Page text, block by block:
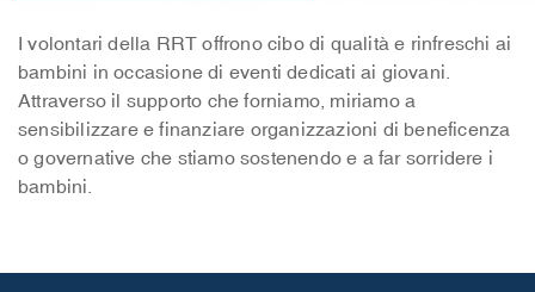
I volontari della RRT offrono cibo di qualità e rinfreschi ai
bambini in occasione di eventi dedicati ai giovani.
Attraverso il supporto che forniamo, miriamo a
sensibilizzare e finanziare organizzazioni di beneficenza
o governative che stiamo sostenendo e a far sorridere i
bambini.